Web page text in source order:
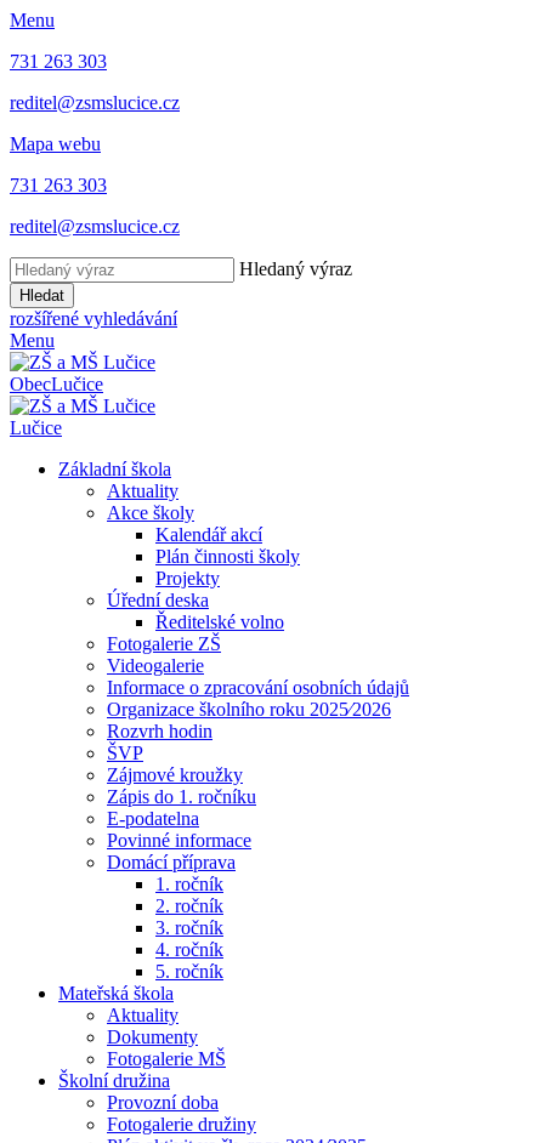
Menu
731 263 303
reditel@zsmslucice.cz
Mapa webu
731 263 303
reditel@zsmslucice.cz
Hledaný výraz
Hledat
rozšířené vyhledávání
Menu
ObecLučice
Lučice
Základní škola
Aktuality
Akce školy
Kalendář akcí
Plán činnosti školy
Projekty
Úřední deska
Ředitelské volno
Fotogalerie ZŠ
Videogalerie
Informace o zpracování osobních údajů
Organizace školního roku 2025⁄2026
Rozvrh hodin
ŠVP
Zájmové kroužky
Zápis do 1. ročníku
E-podatelna
Povinné informace
Domácí příprava
1. ročník
2. ročník
3. ročník
4. ročník
5. ročník
Mateřská škola
Aktuality
Dokumenty
Fotogalerie MŠ
Školní družina
Provozní doba
Fotogalerie družiny